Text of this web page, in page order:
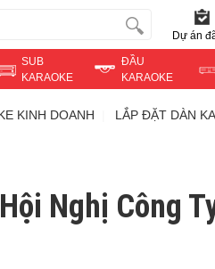
Dự án
SUB
KARAOKE
ĐẦU
KARAOKE
KINH DOANH LẮP ĐẶT DÀN
Nghị Công